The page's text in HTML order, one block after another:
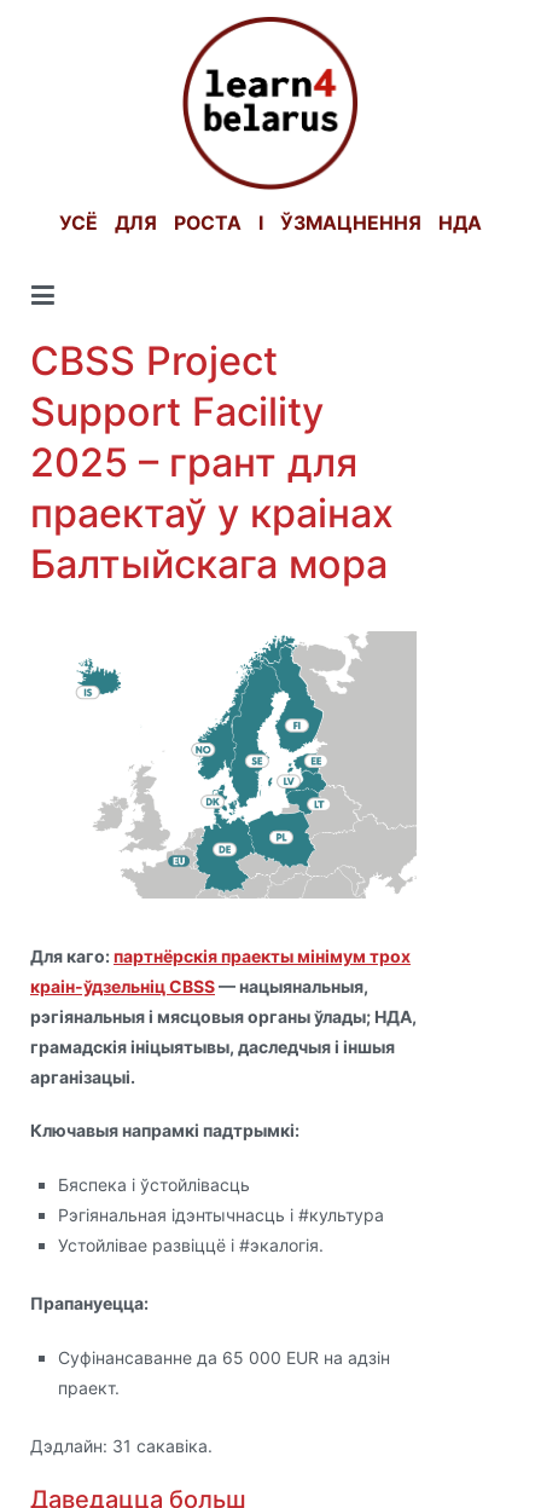
УСЁ ДЛЯ РОСТА І ЎЗМАЦНЕННЯ НДА
CBSS Project
Support Facility
2025 – грант для
праектаў у краінах
Балтыйскага мора
Для каго:партнёрскія праекты мінімум трох
краін-ўдзельніц CBSS— нацыянальныя,
рэгіянальныя і мясцовыя органы ўлады; НДА,
грамадскія ініцыятывы, даследчыя і іншыя
арганізацыі.
Ключавыя напрамкі падтрымкі:
Бяспека і ўстойлівасць
Рэгіянальная ідэнтычнасць і #культура
Устойлівае развіццё і #экалогія.
Прапануецца:
Cуфінансаванне да 65 000 EUR на адзін
праект.
Дэдлайн: 31 сакавіка.
Даведацца больш